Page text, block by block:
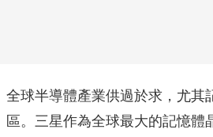
全球半導體產業供過於求，尤其
區。三星作為全球最大的記憶體